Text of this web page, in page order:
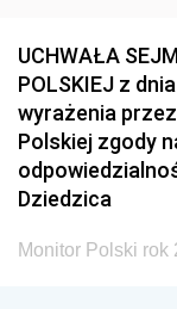
UCHWAŁA
POLSKIEJ z
wyrażenia
Polskiej zgody
Dziedzica
Monitor Polski rok